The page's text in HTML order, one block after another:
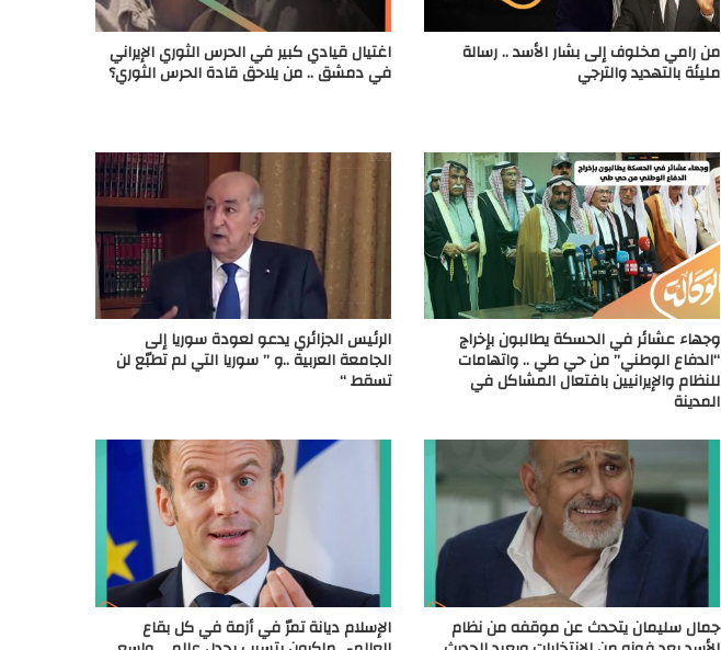
من رامي مخلوف إلى بشار الأسد .. رسالة
مليئة بالتهديد والترجي
اغتيال قيادي كبير في الحرس الثوري الإيراني
في دمشق .. من يلاحق قادة الحرس الثوري؟
وجهاء عشائر في الحسكة يطالبون بإخراج
“الدفاع الوطني” من حي طي .. واتهامات
للنظام والإيرانيين بافتعال المشاكل في
المدينة
الرئيس الجزائري يدعو لعودة سوريا إلى
الجامعة العربية ..و ” سوريا التي لم تطبّع لن
تسقط “
جمال سليمان يتحدث عن موقفه من نظام الإسلام ديانة تمرّ في أزمة في كل بقاع